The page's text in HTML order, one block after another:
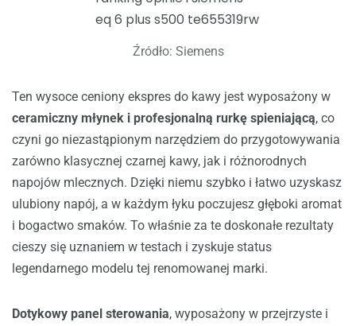
Źródło: Siemens
Ten wysoce ceniony ekspres do kawy jest wyposażony w
ceramiczny młynek i profesjonalną rurkę spieniającą, co
czyni go niezastąpionym narzędziem do przygotowywania
zarówno klasycznej czarnej kawy, jak i różnorodnych
napojów mlecznych. Dzięki niemu szybko i łatwo uzyskasz
ulubiony napój, a w każdym łyku poczujesz głęboki aromat
i bogactwo smaków. To właśnie za te doskonałe rezultaty
cieszy się uznaniem w testach i zyskuje status
legendarnego modelu tej renomowanej marki.
Dotykowy panel sterowania, wyposażony w przejrzyste i